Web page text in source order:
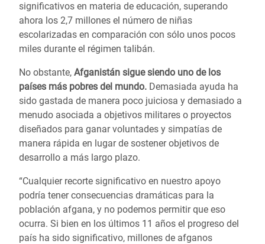
significativos en materia de educación, superando
ahora los 2,7 millones el número de niñas
escolarizadas en comparación con sólo unos pocos
miles durante el régimen talibán.
No obstante, Afganistán sigue siendo uno de los
países más pobres del mundo. Demasiada ayuda ha
sido gastada de manera poco juiciosa y demasiado a
menudo asociada a objetivos militares o proyectos
diseñados para ganar voluntades y simpatías de
manera rápida en lugar de sostener objetivos de
desarrollo a más largo plazo.
“Cualquier recorte significativo en nuestro apoyo
podría tener consecuencias dramáticas para la
población afgana, y no podemos permitir que eso
ocurra. Si bien en los últimos 11 años el progreso del
país ha sido significativo, millones de afganos